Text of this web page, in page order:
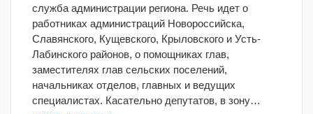
двое
ранены
служба администрации региона. Речь идет о
работниках администраций Новороссийска,
Славянского, Кущевского, Крыловского и Усть-
Лабинского районов, о помощниках глав,
заместителях глав сельских поселений,
начальниках отделов, главных и ведущих
специалистах. Касательно депутатов, в зону…